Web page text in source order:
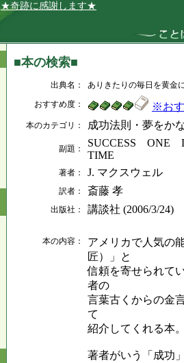
★奇跡に感謝します★
■本の検索■
出典名：
ありきたりの毎日を黄金
おすすめ度：
※お
本のカテゴリ： 成功法則・夢をか
副題：
SUCCESS
TIME
著者： J. マクスウェル
訳者： 斎藤 孝
出版社： 講談社 (2006/3/24)
本の内容：
アメリカで人気の
匠）」と
信頼を寄せられて
者の
言葉古くからの金
て
紹介してくれる本
著者がいう「成功